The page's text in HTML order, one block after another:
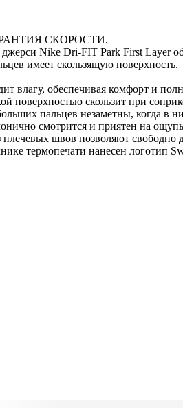
СКОРОСТИ.
Nike Dri-FIT Park First Layer
имеет скользящую поверхность.
влагу, обеспечивая комфорт и
поверхностью скользит при
пальцев незаметны, когда в
смотрится и приятен на
плечевых швов позволяют свободно
термопечати нанесен логотип